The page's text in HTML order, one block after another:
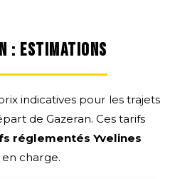
: ESTIMATIONS
indicatives pour les trajets
de Gazeran. Ces tarifs
réglementés Yvelines
charge.